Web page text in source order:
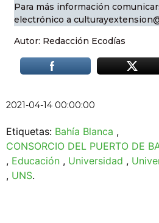
Para más información
electrónico a
Autor: Redacción Ecodías
2021-04-14 00:00:00
Etiquetas: Bahía Blanca ,
CONSORCIO DEL PUERTO DE
, Educación , Universidad ,
, UNS.